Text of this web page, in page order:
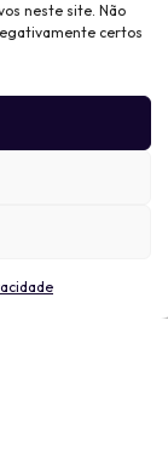
neste site. Não
certos